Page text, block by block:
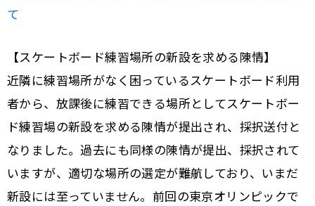
て
【スケートボード練習場所の新設を求める陳情】
近隣に練習場所がなく困っているスケートボード利用
者から、放課後に練習できる場所としてスケートボー
ド練習場の新設を求める陳情が提出され、採択送付と
なりました。過去にも同様の陳情が提出、採択されて
いますが、適切な場所の選定が難航しており、いまだ
新設には至っていません。前回の東京オリンピックで